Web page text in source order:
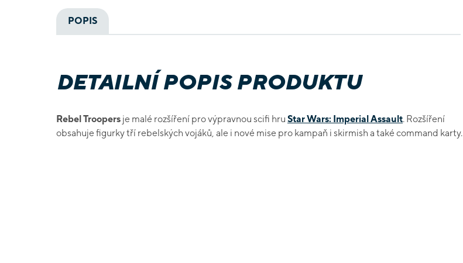
POPIS
DETAILNÍ POPIS PRODUKTU
Rebel Troopers je malé rozšíření pro výpravnou scifi hru Star Wars: Imperial Assault. Rozšíření
obsahuje figurky tří rebelských vojáků, ale i nové mise pro kampaň i skirmish a také command karty.